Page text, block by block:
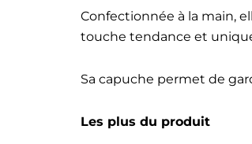
Confectionnée à la main,
touche tendance et
Sa capuche permet de
Les plus du produit